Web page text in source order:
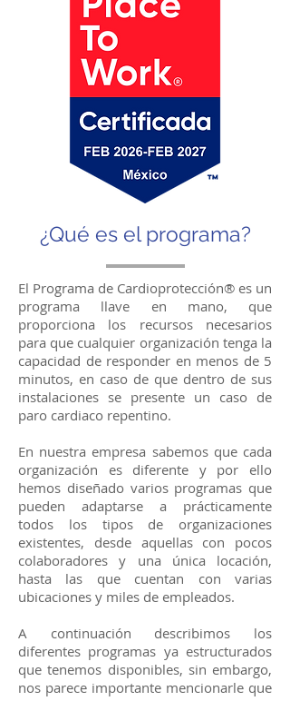
¿Qué es el programa?
El Programa de Cardioprotección® es un
programa llave en mano, que
proporciona los recursos necesarios
para que cualquier organización tenga la
capacidad de responder en menos de 5
minutos, en caso de que dentro de sus
instalaciones se presente un caso de
paro cardiaco repentino.
En nuestra empresa sabemos que cada
organización es diferente y por ello
hemos diseñado varios programas que
pueden adaptarse a prácticamente
todos los tipos de organizaciones
existentes, desde aquellas con pocos
colaboradores y una única locación,
hasta las que cuentan con varias
ubicaciones y miles de empleados.
A continuación describimos los
diferentes programas ya estructurados
que tenemos disponibles, sin embargo,
nos parece importante mencionarle que